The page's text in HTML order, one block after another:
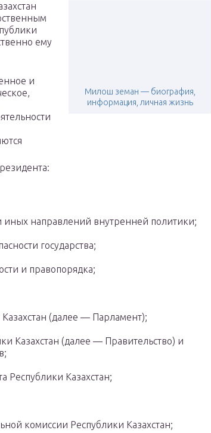
Милош земан — биография,
информация, личная жизнь
ему
и
иных направлений внутренней политики;
государства;
и правопорядка;
(далее — Парламент);
Казахстан (далее — Правительство) и
Республики Казахстан;
комиссии Республики Казахстан;